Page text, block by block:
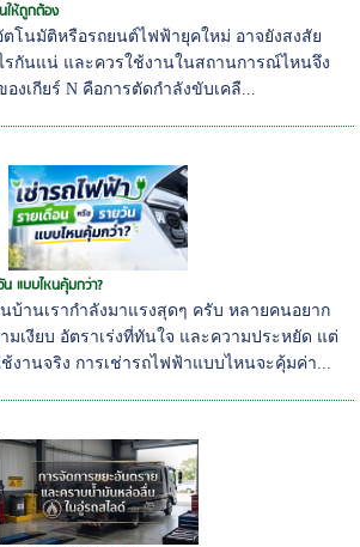
นให้ถูกต้อง
โนมัติหรือรถยนต์ไฟฟ้ายุคใหม่ อาจยังสงสัย
รกันแน่ และควรใช้งานในสถานการณ์ไหนจึง
งเกียร์ N คือการตัดกำลังขับเคลื...
น แบบไหนคุ้มกว่า?
บ้านเรากำลังมาแรงสุดๆ ครับ หลายคนอยาก
มเงียบ อัตราเร่งที่ทันใจ และความประหยัด แต่
ช้งานจริง การเช่ารถไฟฟ้าแบบไหนจะคุ้มค่า...